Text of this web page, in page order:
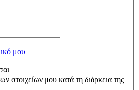
μου
στοιχείων μου κατά τη διάρκεια της